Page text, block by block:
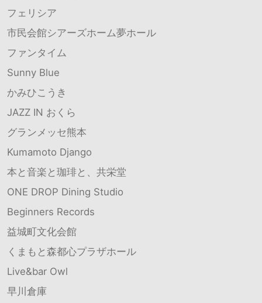
フェリシア
市民会館シアーズホーム夢ホール
ファンタイム
Sunny Blue
かみひこうき
JAZZ IN おくら
グランメッセ熊本
Kumamoto Django
本と音楽と珈琲と、共栄堂
ONE DROP Dining Studio
Beginners Records
益城町文化会館
くまもと森都心プラザホール
Live&bar Owl
早川倉庫